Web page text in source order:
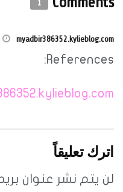
myadbir386352.kylieblog.com
References:
اترك تعليقاً
لن يتم نشر عنوان